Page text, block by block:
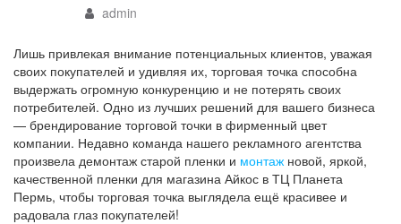
admin
Лишь привлекая внимание потенциальных клиентов, уважая
своих покупателей и удивляя их, торговая точка способна
выдержать огромную конкуренцию и не потерять своих
потребителей. Одно из лучших решений для вашего бизнеса
— брендирование торговой точки в фирменный цвет
компании. Недавно команда нашего рекламного агентства
произвела демонтаж старой пленки и монтаж новой, яркой,
качественной пленки для магазина Айкос в ТЦ Планета
Пермь, чтобы торговая точка выглядела ещё красивее и
радовала глаз покупателей!